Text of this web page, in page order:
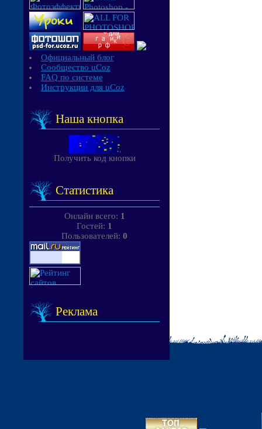
Официальный блог
Сообщество uCoz
FAQ по системе
Инструкции для uCoz
Наша кнопка
Получить код кнопки
Статистика
Онлайн всего: 1
Гостей: 1
Пользователей: 0
Реклама